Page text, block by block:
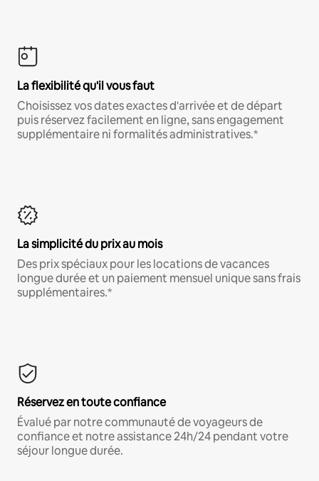
La flexibilité qu'il vous faut
Choisissez vos dates exactes d'arrivée et de départ
puis réservez facilement en ligne, sans engagement
supplémentaire ni formalités administratives.*
La simplicité du prix au mois
Des prix spéciaux pour les locations de vacances
longue durée et un paiement mensuel unique sans frais
supplémentaires.*
Réservez en toute confiance
Évalué par notre communauté de voyageurs de
confiance et notre assistance 24h/24 pendant votre
séjour longue durée.